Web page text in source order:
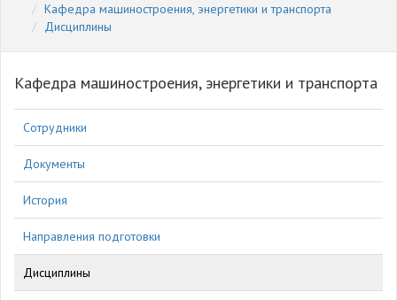
Кафедра машиностроения, энергетики и транспорта
Дисциплины
Кафедра машиностроения, энергетики и транспорта
Сотрудники
Документы
История
Направления подготовки
Дисциплины